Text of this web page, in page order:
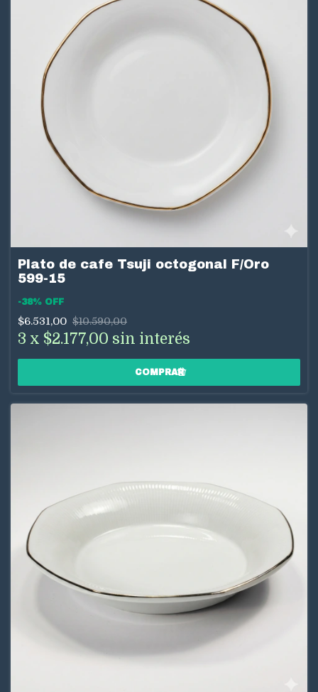
Plato de cafe Tsuji octogonal F/Oro
599-15
-38% OFF
$6.531,00 $10.590,00
3 x $2.177,00 sin interés